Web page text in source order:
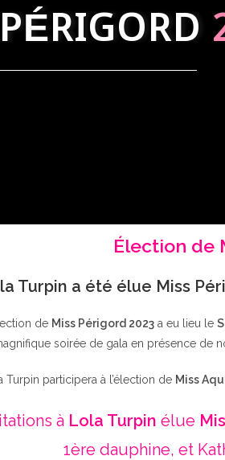
Élection de
Turpin a été élue Miss
de Miss Périgord 2023a eu lieu le
soirée de gala en présence de
Turpin participera à l’élection de Miss
à Lola Turpin élue
1ère dauphine, et